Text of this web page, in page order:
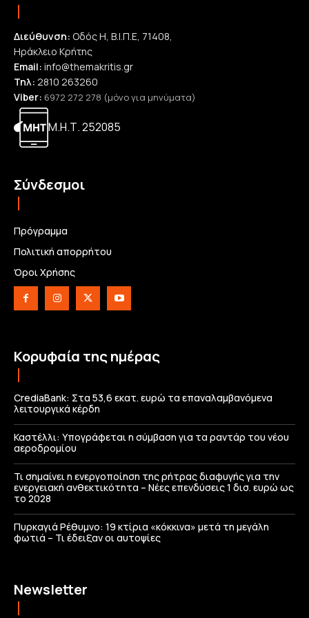
Διεύθυνση: Οδός Η, Β.Ι.Π.Ε, 71408,
Ηράκλειο Κρήτης
Email: info@themakritis.gr
Τηλ: 2810 263260
Viber: 6972 272 278 (μόνο για μηνύματα)
Μ.Η.Τ. 252085
Σύνδεσμοι
Πρόγραμμα
Πολιτική απορρήτου
Όροι Χρήσης
Κορυφαία της ημέρας
CrediaBank: Στα 53,6 εκατ. ευρώ τα επαναλαμβανόμενα
λειτουργικά κέρδη
Καστέλλι: Υπογράφεται η σύμβαση για τα ραντάρ του νέου
αεροδρομίου
Τι σημαίνει η ενεργοποίηση της ρήτρας διαφυγής για την
ενεργειακή ανθεκτικότητα – Νέες επενδύσεις 1 δισ. ευρώ ως
το 2028
Πυρκαγιά Ρέθυμνο: 19 κτίρια «κόκκινα» μετά τη μεγάλη
φωτιά – Τι έδειξαν οι αυτοψίες
Newsletter